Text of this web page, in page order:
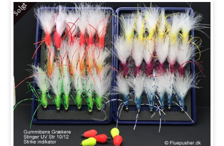
Solgt